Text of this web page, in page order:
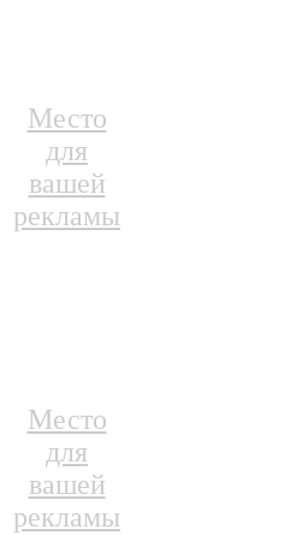
Место
для
вашей
рекламы
Место
для
вашей
рекламы